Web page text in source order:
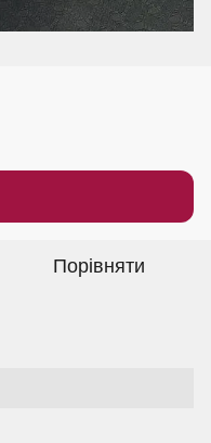
Порівняти